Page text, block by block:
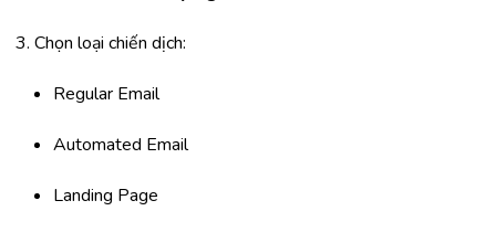
Chọn loại chiến dịch:
Regular Email
Automated Email
Landing Page